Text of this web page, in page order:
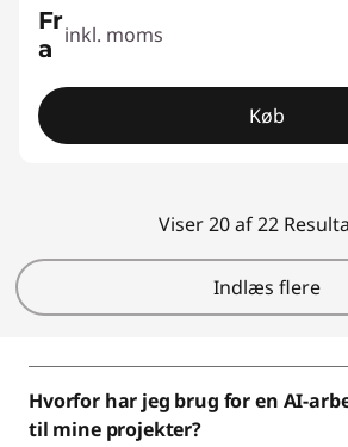
Fr
a inkl. moms
Køb
Viser 20 af 22
Indlæs flere
Hvorfor har jeg brug for en AI-
til mine projekter?